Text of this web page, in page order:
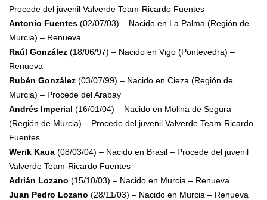
Procede del juvenil Valverde Team-Ricardo Fuentes
Antonio Fuentes (02/07/03) – Nacido en La Palma (Región de
Murcia) – Renueva
Raúl González (18/06/97) – Nacido en Vigo (Pontevedra) –
Renueva
Rubén González (03/07/99) – Nacido en Cieza (Región de
Murcia) – Procede del Arabay
Andrés Imperial (16/01/04) – Nacido en Molina de Segura
(Región de Murcia) – Procede del juvenil Valverde Team-Ricardo
Fuentes
Werik Kaua (08/03/04) – Nacido en Brasil – Procede del juvenil
Valverde Team-Ricardo Fuentes
Adrián Lozano (15/10/03) – Nacido en Murcia – Renueva
Juan Pedro Lozano (28/11/03) – Nacido en Murcia – Renueva